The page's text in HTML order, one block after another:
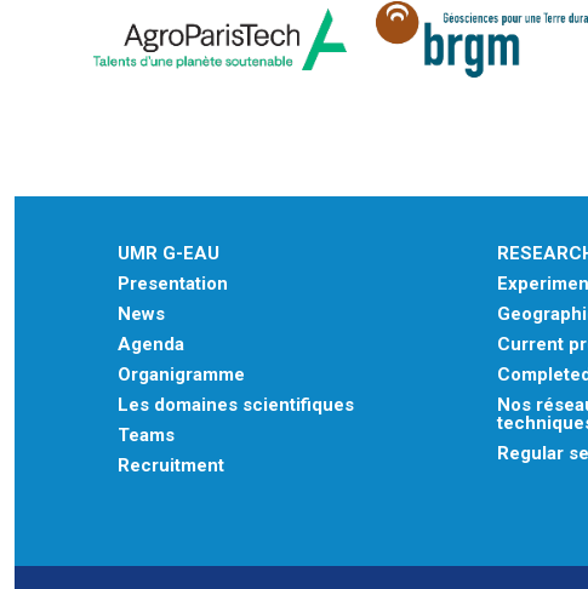
UMR G-EAU
Presentation
News
Agenda
Organigramme
Les domaines scientifiques
Teams
Recruitment
Current
Nos
Regular